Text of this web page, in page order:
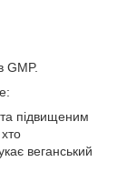
GMP.
підвищеним
веганський